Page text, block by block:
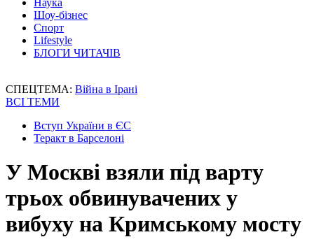
Наука
Шоу-бізнес
Спорт
Lifestyle
БЛОГИ ЧИТАЧІВ
СПЕЦТЕМА: Війна в Ірані
ВСІ ТЕМИ
Вступ України в ЄС
Теракт в Барселоні
У Москві взяли під варту
трьох обвинувачених у
вибуху на Кримському мосту